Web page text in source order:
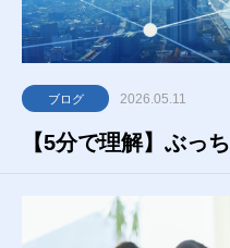
ブログ 2026.05.11
【5分で理解】ぶっ